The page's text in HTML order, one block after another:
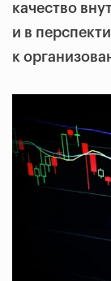
качество
и в
к